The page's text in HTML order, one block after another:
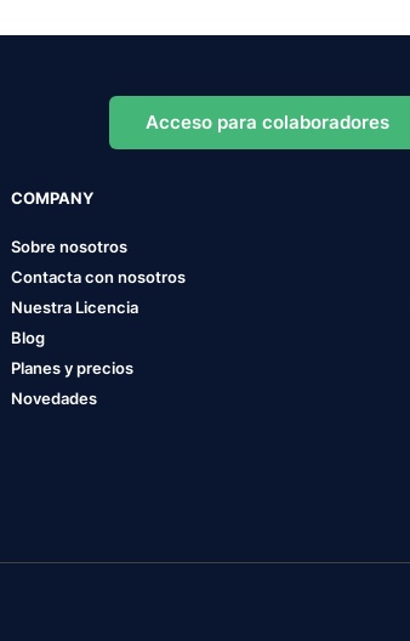
Acceso para colaboradores
COMPANY
Sobre nosotros
Contacta con nosotros
Nuestra Licencia
Blog
Planes y precios
Novedades